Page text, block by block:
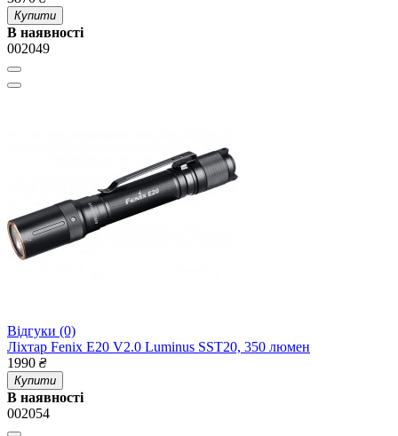
Купити
В наявності
002049
Відгуки (0)
Ліхтар Fenix E20 V2.0 Luminus SST20, 350 люмен
1990 ₴
Купити
В наявності
002054